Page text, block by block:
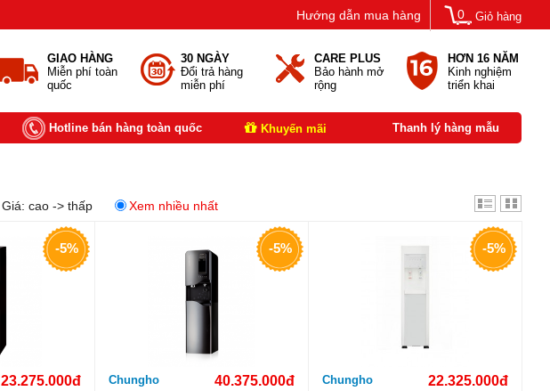
Giỏ hàng
0
Hướng dẫn mua hàng
GIAO HÀNG
Miễn phí toàn
quốc
30 NGÀY
Đổi trả hàng
miễn phí
CARE PLUS
Bảo hành mở
rộng
HƠN 16 NĂM
Kinh nghiệm
triển khai
Hotline bán hàng toàn quốc Khuyến mãi Thanh lý hàng mẫu
Giá: cao -> thấp Xem nhiều nhất
-5%
23.275.000đ
-5%
Chungho 40.375.000đ
-5%
Chungho 22.325.000đ